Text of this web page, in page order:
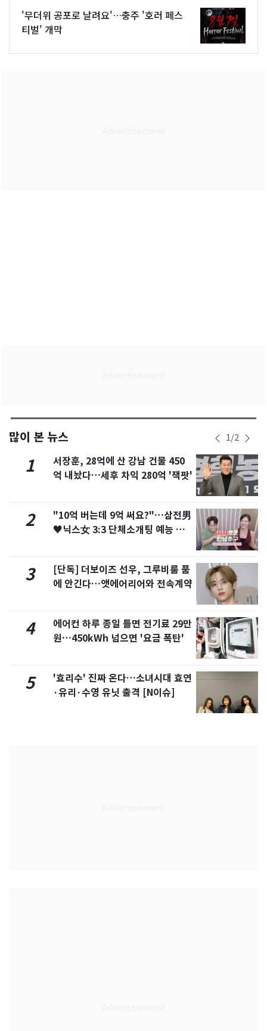
'무더위 공포로 날려요'…충주 '호러 페스
티벌' 개막
많이 본 뉴스 1/2
1
서장훈, 28억에 산 강남 건물 450
억 내놨다…세후 차익 280억 '잭팟'
2
"10억 버는데 9억 써요?"…삼전男
♥닉스女 3:3 단체소개팅 예능 화
3
[단독] 더보이즈 선우, 그루비룸 품
에 안긴다…앳에어리어와 전속계약
4
에어컨 하루 종일 틀면 전기료 29만
원…450kWh 넘으면 '요금 폭탄'
5
'효리수' 진짜 온다…소녀시대 효연
·유리·수영 유닛 출격 [N이슈]